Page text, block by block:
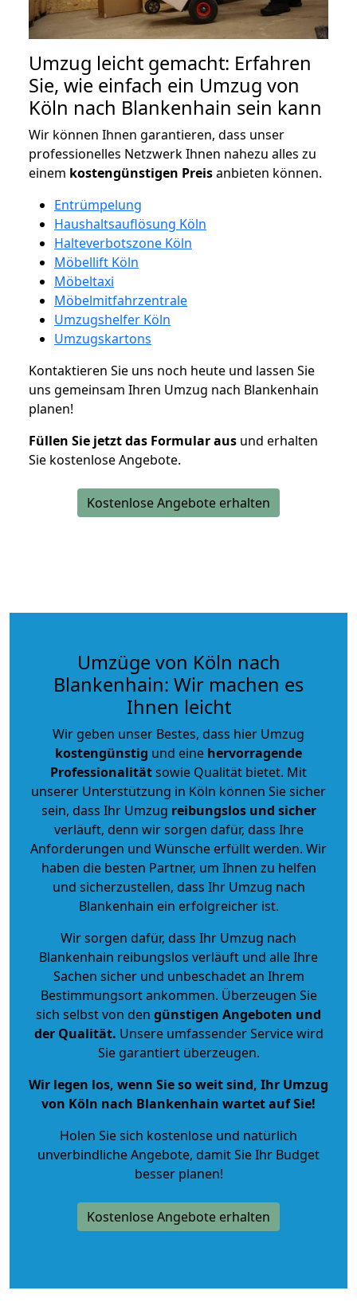
Umzug leicht gemacht: Erfahren
Sie, wie einfach ein Umzug von
Köln nach Blankenhain sein kann
Wir können Ihnen garantieren, dass unser
professionelles Netzwerk Ihnen nahezu alles zu
einem kostengünstigen Preisanbieten können.
Entrümpelung
Haushaltsauflösung Köln
Halteverbotszone Köln
Möbellift Köln
Möbeltaxi
Möbelmitfahrzentrale
Umzugshelfer Köln
Umzugskartons
Kontaktieren Sie uns noch heute und lassen Sie
uns gemeinsam Ihren Umzug nach Blankenhain
planen!
Füllen Sie jetzt das Formular aus und erhalten
Sie kostenlose Angebote.
Kostenlose Angebote erhalten
Umzüge von Köln nach
Blankenhain: Wir machen es
Ihnen leicht
Wir geben unser Bestes, dass hier Umzug
kostengünstig und eine hervorragende
Professionalitätsowie Qualität bietet. Mit
unserer Unterstützung in Köln können Sie sicher
sein, dass Ihr Umzug reibungslos und sicher
verläuft, denn wir sorgen dafür, dass Ihre
Anforderungen und Wünsche erfüllt werden. Wir
haben die besten Partner, um Ihnen zu helfen
und sicherzustellen, dass Ihr Umzug nach
Blankenhain ein erfolgreicher ist.
Wir sorgen dafür, dass Ihr Umzug nach
Blankenhain reibungslos verläuft und alle Ihre
Sachen sicher und unbeschadet an Ihrem
Bestimmungsort ankommen. Überzeugen Sie
sich selbst von den günstigen Angeboten und
der Qualität. Unsere umfassender Service wird
Sie garantiert überzeugen.
Wir legen los, wenn Sie so weit sind, Ihr Umzug
von Köln nach Blankenhain wartet auf Sie!
Holen Sie sich kostenlose und natürlich
unverbindliche Angebote, damit Sie Ihr Budget
besser planen!
Kostenlose Angebote erhalten